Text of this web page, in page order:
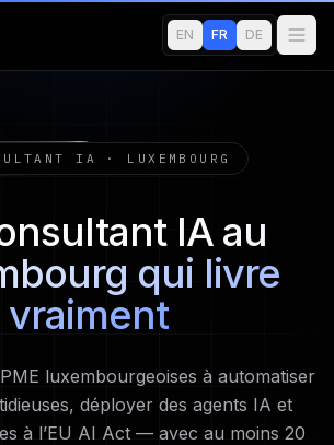
EN FR DE
IA · LUXEMBOURG
IA au
qui livre
vraiment
luxembourgeoises à automatiser
déployer des agents IA et
à l’EU AI Act — avec au moins 20